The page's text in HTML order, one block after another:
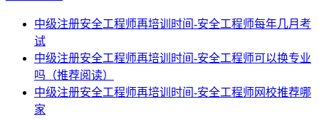
中级注册安全工程师再培训时间-安全工程师每年几月考
试
中级注册安全工程师再培训时间-安全工程师可以换专业
吗（推荐阅读）
中级注册安全工程师再培训时间-安全工程师网校推荐哪
家